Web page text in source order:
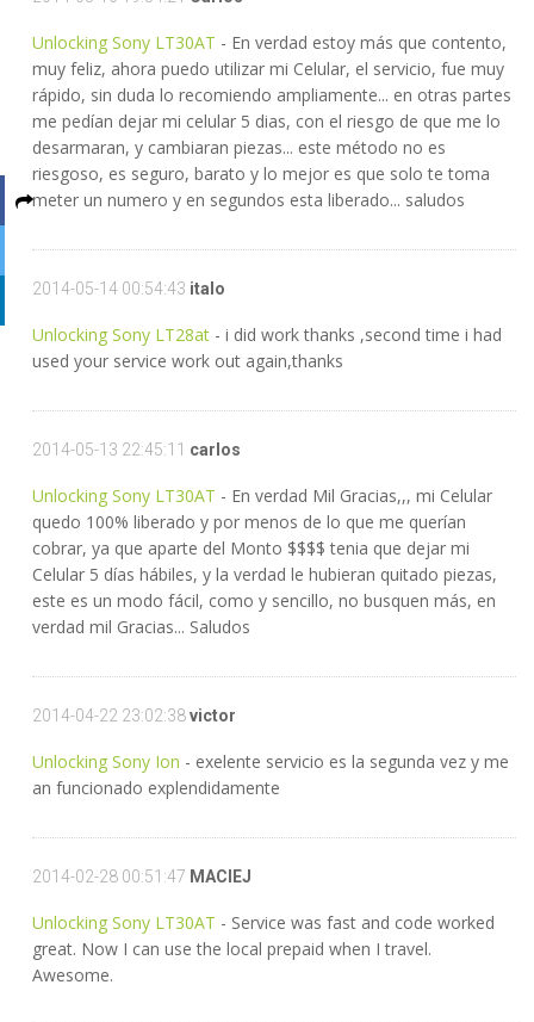
Unlocking Sony LT30AT - En verdad estoy más que contento,
muy feliz, ahora puedo utilizar mi Celular, el servicio, fue muy
rápido, sin duda lo recomiendo ampliamente... en otras partes
me pedían dejar mi celular 5 dias, con el riesgo de que me lo
desarmaran, y cambiaran piezas... este método no es
riesgoso, es seguro, barato y lo mejor es que solo te toma
meter un numero y en segundos esta liberado... saludos
2014-05-14 00:54:43 italo
Unlocking Sony LT28at - i did work thanks ,second time i had
used your service work out again,thanks
2014-05-13 22:45:11 carlos
Unlocking Sony LT30AT - En verdad Mil Gracias,,, mi Celular
quedo 100% liberado y por menos de lo que me querían
cobrar, ya que aparte del Monto $$$$ tenia que dejar mi
Celular 5 días hábiles, y la verdad le hubieran quitado piezas,
este es un modo fácil, como y sencillo, no busquen más, en
verdad mil Gracias... Saludos
2014-04-22 23:02:38victor
Unlocking Sony Ion - exelente servicio es la segunda vez y me
an funcionado explendidamente
2014-02-28 00:51:47 MACIEJ
Unlocking Sony LT30AT - Service was fast and code worked
great. Now I can use the local prepaid when I travel.
Awesome.